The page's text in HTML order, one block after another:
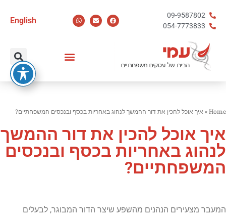
09-9587802
054-7773833
English
Home
» איך אוכל להכין את דור ההמשך לנהוג באחריות בכסף ובנכסים המשפחתיים?
איך אוכל להכין את דור ההמשך
לנהוג באחריות בכסף ובנכסים
המשפחתיים?
המעבר מצעירים הנהנים מהשפע שיצר הדור המבוגר, לבעלים